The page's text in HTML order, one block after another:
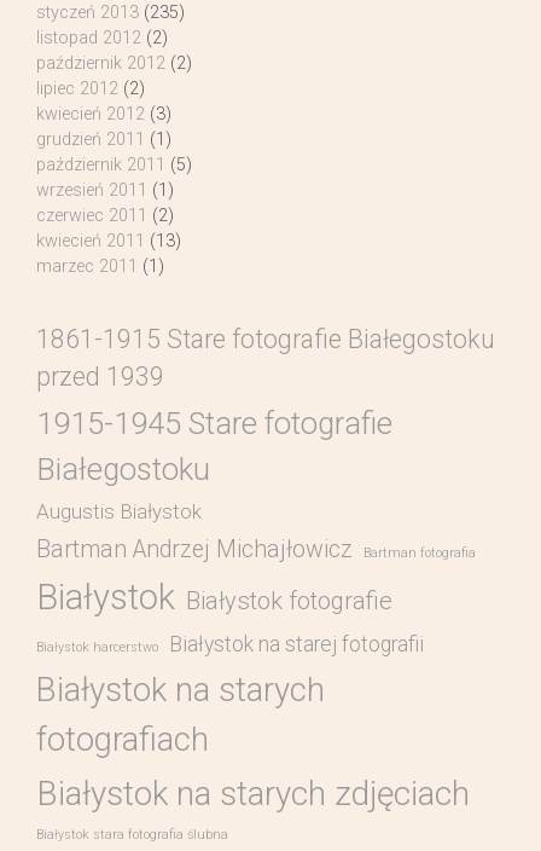
styczeń 2013 (235)
listopad 2012 (2)
październik 2012 (2)
lipiec 2012 (2)
kwiecień 2012 (3)
grudzień 2011 (1)
październik 2011 (5)
wrzesień 2011 (1)
czerwiec 2011 (2)
kwiecień 2011 (13)
marzec 2011 (1)
1861-1915 Stare fotografie Białegostoku
przed 1939
1915-1945 Stare fotografie
Białegostoku
Augustis Białystok
Bartman Andrzej Michajłowicz Bartman fotografia
Białystok Białystok fotografie
Białystok harcerstwo Białystok na starej fotografii
Białystok na starych
fotografiach
Białystok na starych zdjęciach
Białystok stara fotografia ślubna